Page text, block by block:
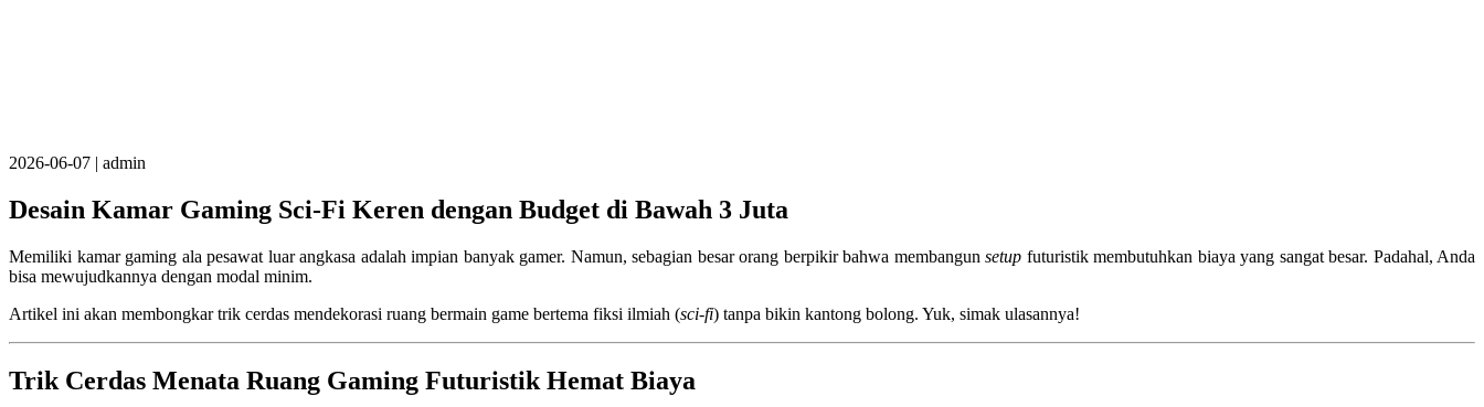
2026-06-07 | admin
Desain Kamar Gaming Sci-Fi Keren dengan Budget di Bawah 3 Juta
Memiliki kamar gaming ala pesawat luar angkasa adalah impian banyak gamer. Namun, sebagian besar orang berpikir bahwa membangun setup futuristik membutuhkan biaya yang sangat besar. Padahal, Anda
bisa mewujudkannya dengan modal minim.
Artikel ini akan membongkar trik cerdas mendekorasi ruang bermain game bertema fiksi ilmiah (sci-fi) tanpa bikin kantong bolong. Yuk, simak ulasannya!
Trik Cerdas Menata Ruang Gaming Futuristik Hemat Biaya